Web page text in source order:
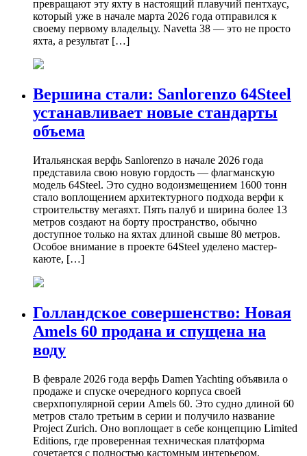
превращают эту яхту в настоящий плавучий пентхаус,
который уже в начале марта 2026 года отправился к
своему первому владельцу. Navetta 38 — это не просто
яхта, а результат […]
Вершина стали: Sanlorenzo 64Steel
устанавливает новые стандарты
объема
Итальянская верфь Sanlorenzo в начале 2026 года
представила свою новую гордость — флагманскую
модель 64Steel. Это судно водоизмещением 1600 тонн
стало воплощением архитектурного подхода верфи к
строительству мегаяхт. Пять палуб и ширина более 13
метров создают на борту пространство, обычно
доступное только на яхтах длиной свыше 80 метров.
Особое внимание в проекте 64Steel уделено мастер-
каюте, […]
Голландское совершенство: Новая
Amels 60 продана и спущена на
воду
В феврале 2026 года верфь Damen Yachting объявила о
продаже и спуске очередного корпуса своей
сверхпопулярной серии Amels 60. Это судно длиной 60
метров стало третьим в серии и получило название
Project Zurich. Оно воплощает в себе концепцию Limited
Editions, где проверенная техническая платформа
сочетается с полностью кастомным интерьером.